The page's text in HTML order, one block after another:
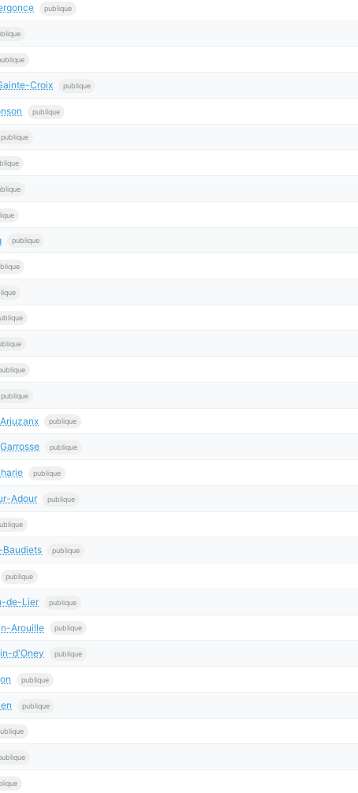
publique
Croix publique
publique
publique
publique
publique
publique
publique
publique
Adour publique
Baudiets publique
publique
de-Lier publique
Arouille publique
d'Oney publique
publique
publique